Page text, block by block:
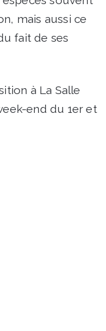
mais aussi ce
fait de ses
à La Salle
end du 1er et